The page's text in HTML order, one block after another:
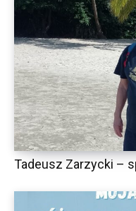
Tadeusz Zarzycki –